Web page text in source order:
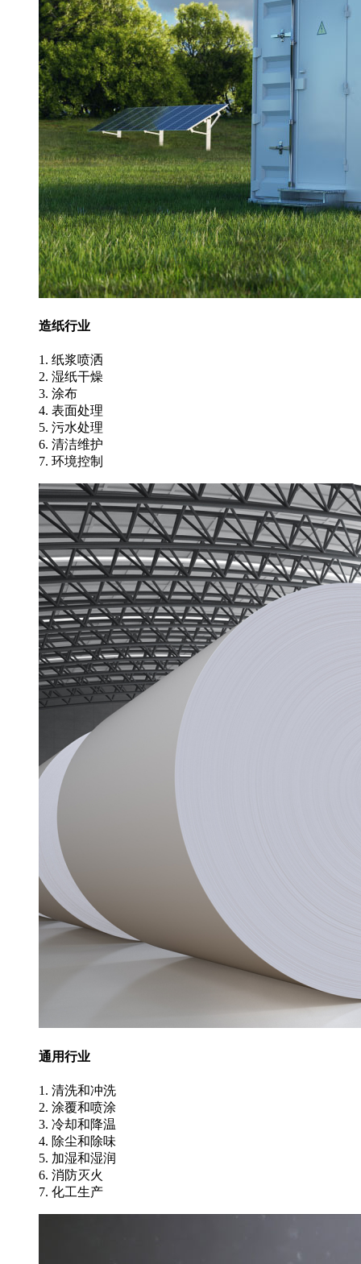
造纸行业
1. 纸浆喷洒
2. 湿纸干燥
3. 涂布
4. 表面处理
5. 污水处理
6. 清洁维护
7. 环境控制
通用行业
1. 清洗和冲洗
2. 涂覆和喷涂
3. 冷却和降温
4. 除尘和除味
5. 加湿和湿润
6. 消防灭火
7. 化工生产